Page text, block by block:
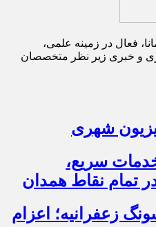
فعال در زمینه علمی،
و خبری زیر نظر متخصصان
شهری
سریع،
تمام نقاط همدان
زعفرانیه؛ اعزام